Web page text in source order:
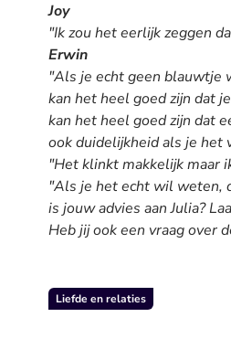
Joy
"Ik zou het eerlijk zeggen
Erwin
"Als je echt geen blauwtje
kan het heel goed zijn dat
kan het heel goed zijn dat
ook duidelijkheid als je
"Het klinkt makkelijk maar
"Als je het echt wil weten,
is jouw advies aan Julia?
Heb jij ook een vraag over
Liefde en relaties